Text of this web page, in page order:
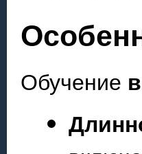
Обучение